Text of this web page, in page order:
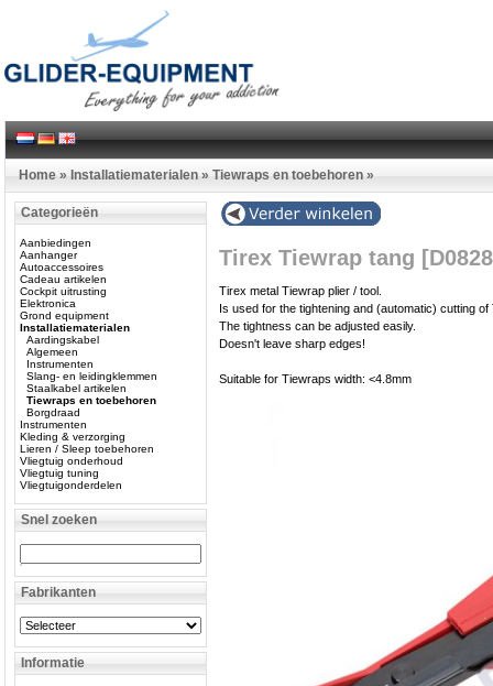
Home » Installatiematerialen » Tiewraps en toebehoren »
Categorieën
Aanbiedingen
Aanhanger
Autoaccessoires
Cadeau artikelen
Cockpit uitrusting
Elektronica
Grond equipment
Installatiematerialen
Aardingskabel
Algemeen
Instrumenten
Slang- en leidingklemmen
Staalkabel artikelen
Tiewraps en toebehoren
Borgdraad
Instrumenten
Kleding & verzorging
Lieren / Sleep toebehoren
Vliegtuig onderhoud
Vliegtuig tuning
Vliegtuigonderdelen
Snel zoeken
Fabrikanten
Informatie
Tirex Tiewrap tang
Tirex metal Tiewrap plier / tool.
Is used for the tightening and (automatic) cutting
The tightness can be adjusted easily.
Doesn't leave sharp edges!
Suitable for Tiewraps width: <4.8mm